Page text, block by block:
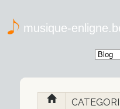
musique-